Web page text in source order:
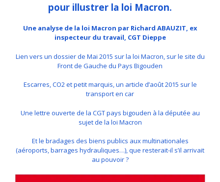
pour illustrer la loi Macron.
Une analyse de la loi Macron par Richard ABAUZIT, ex
inspecteur du travail, CGT Dieppe
Lien vers un dossier de Mai 2015 sur la loi Macron, sur le site du
Front de Gauche du Pays Bigouden
Escarres, CO2 et petit marquis, un article d’août 2015 sur le
transport en car
Une lettre ouverte de la CGT pays bigouden à la députée au
sujet de la loi Macron
Et le bradages des biens publics aux multinationales
(aéroports, barrages hydrauliques…), que resterait-il s’il arrivait
au pouvoir ?